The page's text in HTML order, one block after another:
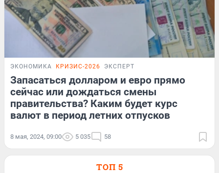
ЭКОНОМИКА КРИЗИС-2026 ЭКСПЕРТ
Запасаться долларом и евро прямо
сейчас или дождаться смены
правительства? Каким будет курс
валют в период летних отпусков
8 мая, 2024, 09:00 5 035 58
ТОП 5